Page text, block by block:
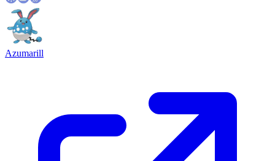
Azumarill